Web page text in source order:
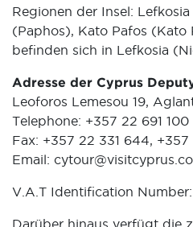
Regionen der Insel:
(Paphos), Kato Pafos (Kato
befinden sich in Lefkosia
Adresse der Cyprus
Leoforos Lemesou 19,
Telephone: +357 22 691 100
Fax: +357 22 331 644,
Email:
V.A.T Identification
Darüber hinaus verfügt die